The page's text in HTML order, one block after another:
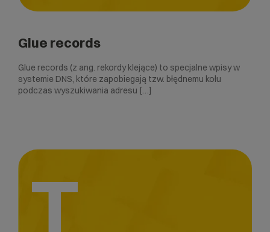
Glue records
Glue records (z ang. rekordy klejące) to specjalne wpisy w
systemie DNS, które zapobiegają tzw. błędnemu kołu
podczas wyszukiwania adresu […]
T